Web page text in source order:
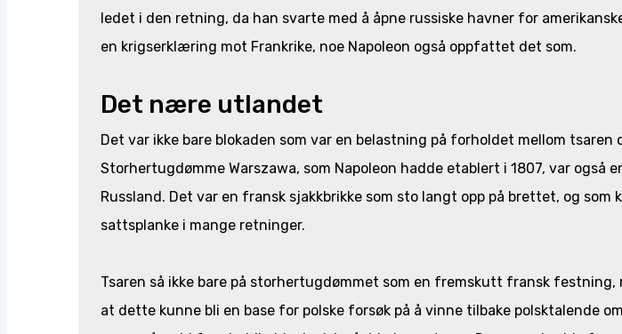
ledet i den retning, da han svarte med å åpne russiske havner for
en krigserklæring mot Frankrike, noe Napoleon også oppfattet det som.
Det nære utlandet
Det var ikke bare blokaden som var en belastning på forholdet mellom tsaren
Storhertugdømme Warszawa, som Napoleon hadde etablert i 1807, var også
Russland. Det var en fransk sjakkbrikke som sto langt opp på brettet, og som
sattsplanke i mange retninger.
Tsaren så ikke bare på storhertugdømmet som en fremskutt fransk
at dette kunne bli en base for polske forsøk på å vinne tilbake polsktalende